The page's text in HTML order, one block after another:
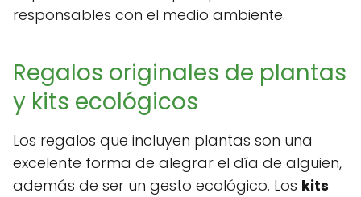
responsables con el medio ambiente.
Regalos originales de plantas
y kits ecológicos
Los regalos que incluyen plantas son una
excelente forma de alegrar el día de alguien,
además de ser un gesto ecológico. Los kits